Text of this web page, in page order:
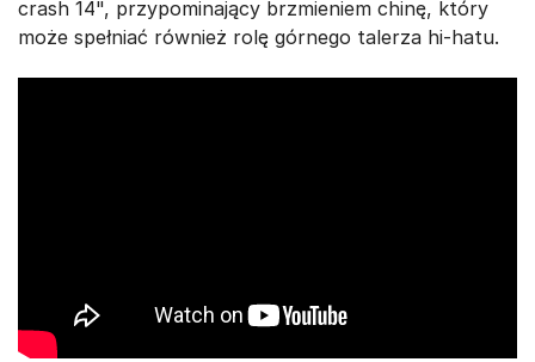
crash 14", przypominający brzmieniem chinę, który
może spełniać również rolę górnego talerza hi-hatu.